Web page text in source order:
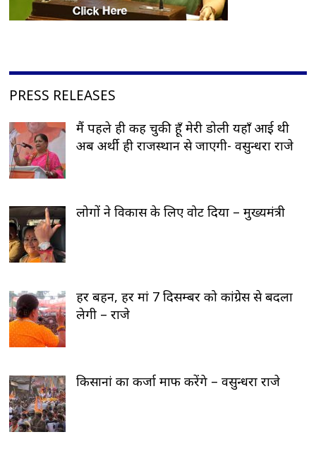
PRESS RELEASES
मैं पहले ही कह चुकी हूँ मेरी डोली यहाँ आई थी
अब अर्थी ही राजस्थान से जाएगी- वसुन्धरा राजे
लोगों ने विकास के लिए वोट दिया – मुख्यमंत्री
हर बहन, हर मां 7 दिसम्बर को कांग्रेस से बदला
लेगी – राजे
किसानां का कर्जा माफ करेंगे – वसुन्धरा राजे